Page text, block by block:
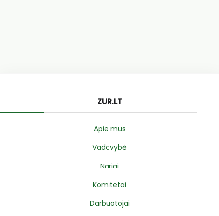
ZUR.LT
Apie mus
Vadovybė
Nariai
Komitetai
Darbuotojai